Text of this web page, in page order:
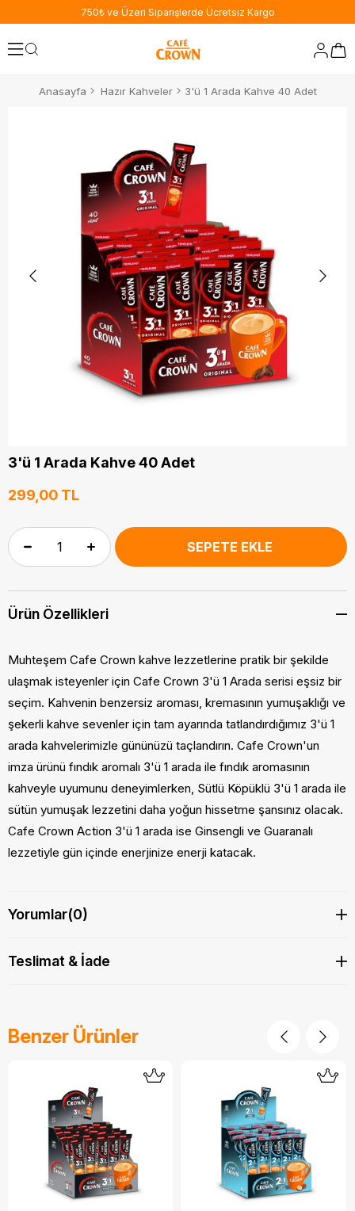
750₺ ve Üzeri Siparişlerde Ücretsiz Kargo
Anasayfa Hazır Kahveler 3'ü 1 Arada Kahve 40 Adet
3'ü 1 Arada Kahve 40 Adet
299,00 TL
Ürün Özellikleri
Muhteşem Cafe Crown kahve lezzetlerine pratik bir şekilde
ulaşmak isteyenler için Cafe Crown 3'ü 1 Arada serisi eşsiz bir
seçim. Kahvenin benzersiz aroması, kremasının yumuşaklığı ve
şekerli kahve sevenler için tam ayarında tatlandırdığımız 3'ü 1
arada kahvelerimizle gününüzü taçlandırın. Cafe Crown'un
imza ürünü fındık aromalı 3'ü 1 arada ile fındık aromasının
kahveyle uyumunu deneyimlerken, Sütlü Köpüklü 3'ü 1 arada ile
sütün yumuşak lezzetini daha yoğun hissetme şansınız olacak.
Cafe Crown Action 3'ü 1 arada ise Ginsengli ve Guaranalı
lezzetiyle gün içinde enerjinize enerji katacak.
Yorumlar(0)
Teslimat & İade
Benzer Ürünler